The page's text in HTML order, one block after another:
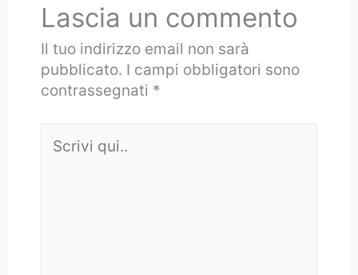
Lascia un commento
Il tuo indirizzo email non sarà
pubblicato. I campi obbligatori sono
contrassegnati *
qui..